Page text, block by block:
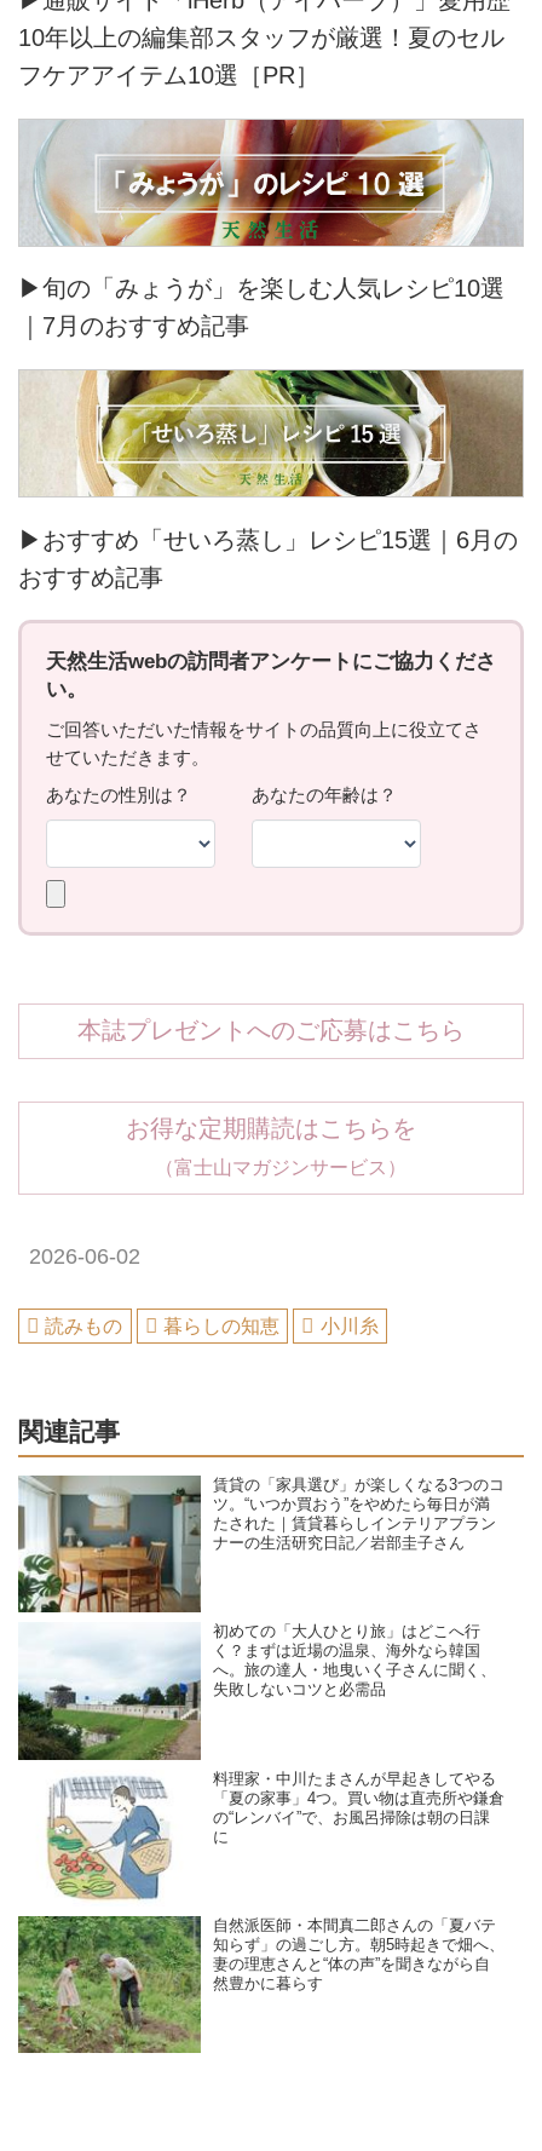
10年以上の編集部スタッフが厳選！夏のセル
フケアアイテム10選［PR］
▶旬の「みょうが」を楽しむ人気レシピ10選
｜7月のおすすめ記事
▶おすすめ「せいろ蒸し」レシピ15選｜6月の
おすすめ記事
本誌プレゼントへのご応募はこちら
お得な定期購読はこちらを
（富士山マガジンサービス）
2026-06-02
読みもの 暮らしの知恵 小川糸
関連記事
賃貸の「家具選び」が楽しくなる3つのコ
ツ。“いつか買おう”をやめたら毎日が満
たされた｜賃貸暮らしインテリアプラン
ナーの生活研究日記／岩部圭子さん
初めての「大人ひとり旅」はどこへ行
く？まずは近場の温泉、海外なら韓国
へ。旅の達人・地曳いく子さんに聞く、
失敗しないコツと必需品
料理家・中川たまさんが早起きしてやる
「夏の家事」4つ。買い物は直売所や鎌倉
の“レンバイ”で、お風呂掃除は朝の日課
に
自然派医師・本間真二郎さんの「夏バテ
知らず」の過ごし方。朝5時起きで畑へ、
妻の理恵さんと“体の声”を聞きながら自
然豊かに暮らす